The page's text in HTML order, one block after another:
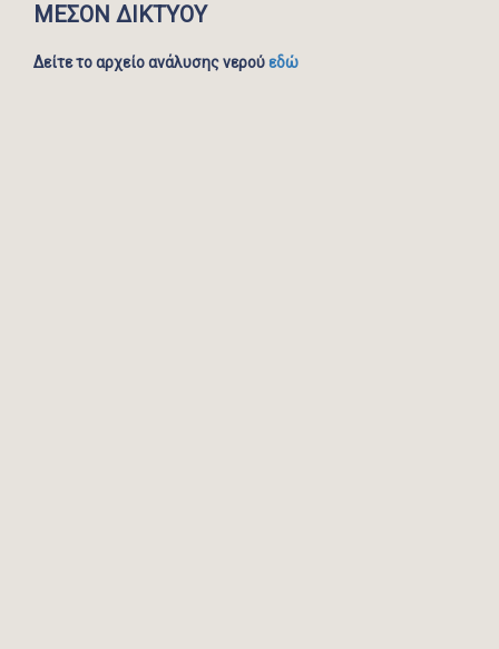
ΜΕΣΟΝ ΔΙΚΤΥΟΥ
Δείτε το αρχείο ανάλυσης νερούεδώ